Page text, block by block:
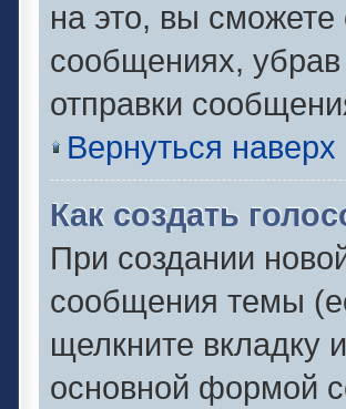
на это, вы
сообщениях,
отправки
Вернуться наверх
Как создать
При создании
сообщения темы
щелкните вкладку
основной формой